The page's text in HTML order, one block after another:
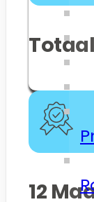
12